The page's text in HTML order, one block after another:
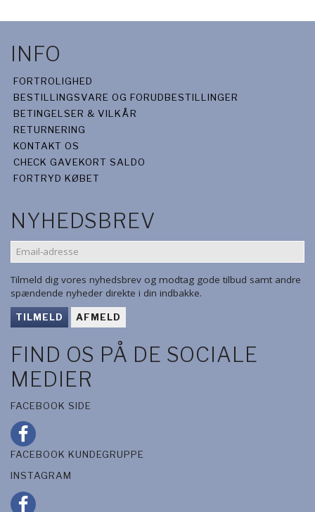
INFO
FORTROLIGHED
BESTILLINGSVARE OG FORUDBESTILLINGER
BETINGELSER & VILKÅR
RETURNERING
KONTAKT OS
CHECK GAVEKORT SALDO
FORTRYD KØBET
NYHEDSBREV
EMAIL-
ADRESSE
Tilmeld dig vores nyhedsbrev og modtag gode tilbud samt andre
spændende nyheder direkte i din indbakke.
TILMELD AFMELD
FIND OS PÅ DE SOCIALE
MEDIER
FACEBOOK SIDE
FACEBOOK KUNDEGRUPPE
INSTAGRAM